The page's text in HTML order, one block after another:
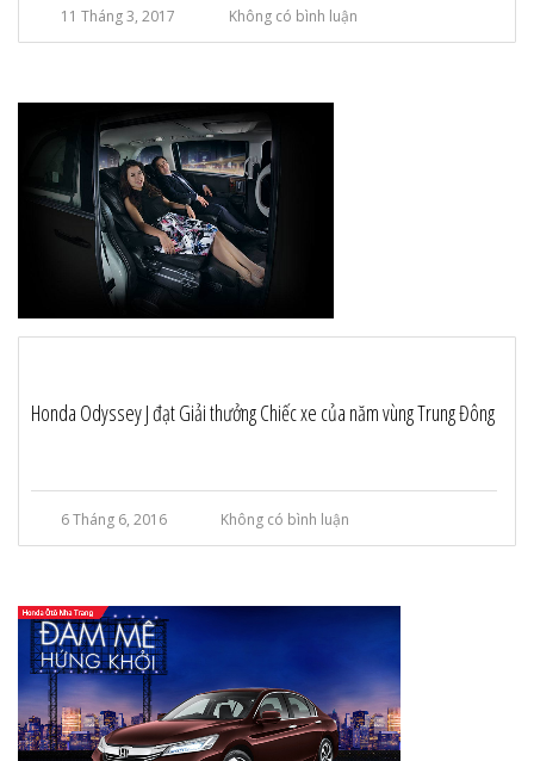
11 Tháng 3, 2017 Không có bình luận
Honda Odyssey J đạt Giải thưởng Chiếc xe của năm vùng Trung Đông
6 Tháng 6, 2016 Không có bình luận